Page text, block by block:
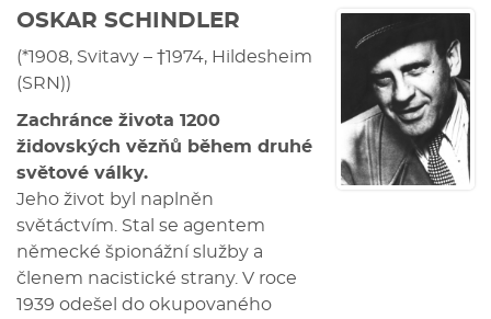
OSKAR SCHINDLER
(*1908, Svitavy – †1974, Hildesheim
(SRN))
Zachránce života 1200
židovských vězňů během druhé
světové války.
Jeho život byl naplněn
světáctvím. Stal se agentem
německé špionážní služby a
členem nacistické strany. V roce
1939 odešel do okupovaného